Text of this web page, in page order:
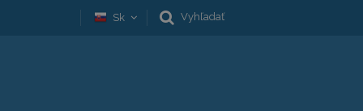
Sk Vyhľadať